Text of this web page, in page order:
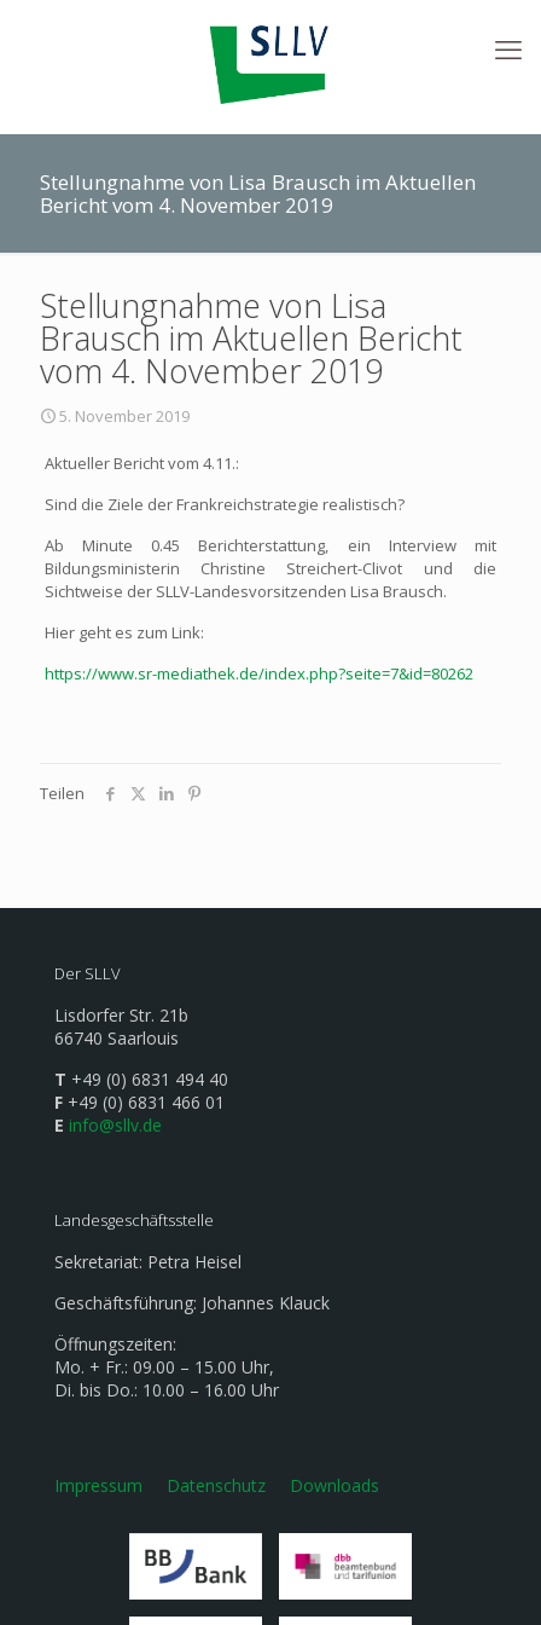
Stellungnahme von Lisa Brausch im Aktuellen
Bericht vom 4. November 2019
Stellungnahme von Lisa
Brausch im Aktuellen Bericht
vom 4. November 2019
5. November 2019
Aktueller Bericht vom 4.11.:
Sind die Ziele der Frankreichstrategie realistisch?
Ab Minute 0.45 Berichterstattung, ein Interview mit
Bildungsministerin Christine Streichert-Clivot und die
Sichtweise der SLLV-Landesvorsitzenden Lisa Brausch.
Hier geht es zum Link:
https://www.sr-mediathek.de/index.php?seite=7&id=80262
Teilen
Der SLLV
Lisdorfer Str. 21b
66740 Saarlouis
T +49 (0) 6831 494 40
F +49 (0) 6831 466 01
E info@sllv.de
Landesgeschäftsstelle
Sekretariat: Petra Heisel
Geschäftsführung: Johannes Klauck
Öffnungszeiten:
Mo. + Fr.: 09.00 – 15.00 Uhr,
Di. bis Do.: 10.00 – 16.00 Uhr
Impressum Datenschutz Downloads